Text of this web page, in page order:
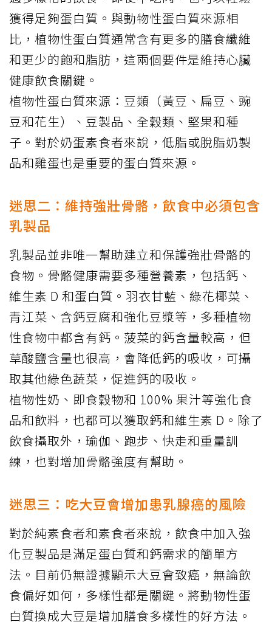
獲得足夠蛋白質。與動物性蛋白質來源相
比，植物性蛋白質通常含有更多的膳食纖維
和更少的飽和脂肪，這兩個要件是維持心臟
健康飲食關鍵。
植物性蛋白質來源：豆類（黃豆、扁豆、豌
豆和花生）、豆製品、全穀類、堅果和種
子。對於奶蛋素食者來說，低脂或脫脂奶製
品和雞蛋也是重要的蛋白質來源。
迷思二：維持強壯骨骼，飲食中必須包含
乳製品
乳製品並非唯一幫助建立和保護強壯骨骼的
食物。骨骼健康需要多種營養素，包括鈣、
維生素 D 和蛋白質。羽衣甘藍、綠花椰菜、
青江菜、含鈣豆腐和強化豆漿等，多種植物
性食物中都含有鈣。菠菜的鈣含量較高，但
草酸鹽含量也很高，會降低鈣的吸收，可攝
取其他綠色蔬菜，促進鈣的吸收。
植物性奶、即食穀物和 100% 果汁等強化食
品和飲料，也都可以獲取鈣和維生素 D。除了
飲食攝取外，瑜伽、跑步、快走和重量訓
練，也對增加骨骼強度有幫助。
迷思三：吃大豆會增加患乳腺癌的風險
對於純素食者和素食者來說，飲食中加入強
化豆製品是滿足蛋白質和鈣需求的簡單方
法。目前仍無證據顯示大豆會致癌，無論飲
食偏好如何，多樣性都是關鍵。將動物性蛋
白質換成大豆是增加膳食多樣性的好方法。